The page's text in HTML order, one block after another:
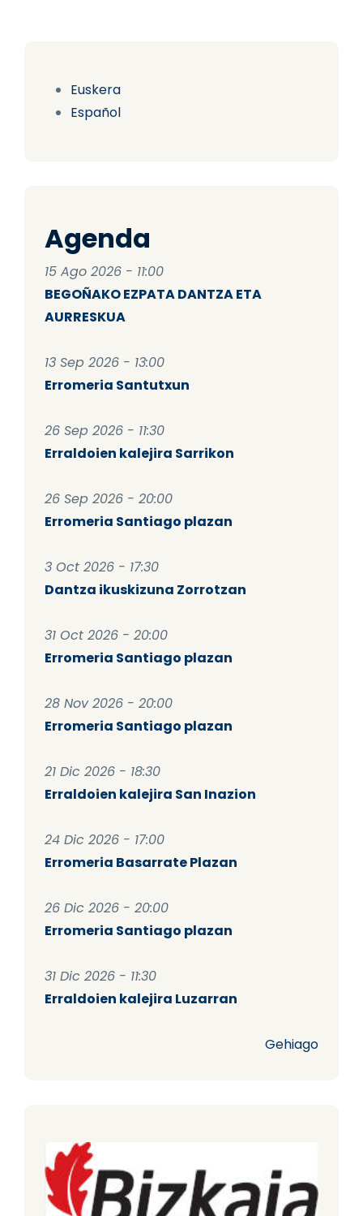
Euskera
Español
Agenda
15 Ago 2026 - 11:00
BEGOÑAKO EZPATA DANTZA ETA
AURRESKUA
13 Sep 2026 - 13:00
Erromeria Santutxun
26 Sep 2026 - 11:30
Erraldoien kalejira Sarrikon
26 Sep 2026 - 20:00
Erromeria Santiago plazan
3 Oct 2026 - 17:30
Dantza ikuskizuna Zorrotzan
31 Oct 2026 - 20:00
Erromeria Santiago plazan
28 Nov 2026 - 20:00
Erromeria Santiago plazan
21 Dic 2026 - 18:30
Erraldoien kalejira San Inazion
24 Dic 2026 - 17:00
Erromeria Basarrate Plazan
26 Dic 2026 - 20:00
Erromeria Santiago plazan
31 Dic 2026 - 11:30
Erraldoien kalejira Luzarran
Gehiago